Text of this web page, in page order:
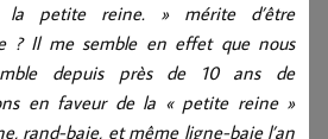
petite reine. » mérite d’être
? Il me semble en effet que nous
depuis près de 10 ans de
en faveur de la « petite reine »
rand-baie, et même ligne-baie l’an